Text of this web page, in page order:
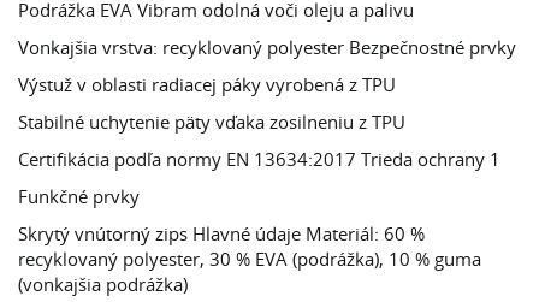
Podrážka EVA Vibram odolná voči oleju a palivu
Vonkajšia vrstva: recyklovaný polyester Bezpečnostné prvky
Výstuž v oblasti radiacej páky vyrobená z TPU
Stabilné uchytenie päty vďaka zosilneniu z TPU
Certifikácia podľa normy EN 13634:2017 Trieda ochrany 1
Funkčné prvky
Skrytý vnútorný zips Hlavné údaje Materiál: 60 %
recyklovaný polyester, 30 % EVA (podrážka), 10 % guma
(vonkajšia podrážka)